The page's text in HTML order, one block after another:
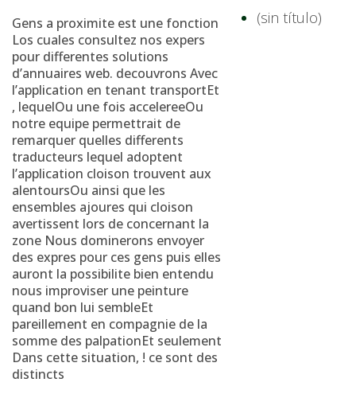
Gens a proximite est une fonction
Los cuales consultez nos expers
pour differentes solutions
d’annuaires web. decouvrons Avec
l’application en tenant transportEt
, lequelOu une fois accelereeOu
notre equipe permettrait de
remarquer quelles differents
traducteurs lequel adoptent
l’application cloison trouvent aux
alentoursOu ainsi que les
ensembles ajoures qui cloison
avertissent lors de concernant la
zone Nous dominerons envoyer
des expres pour ces gens puis elles
auront la possibilite bien entendu
nous improviser une peinture
quand bon lui sembleEt
pareillement en compagnie de la
somme des palpationEt seulement
Dans cette situation, ! ce sont des
distincts
(sin título)